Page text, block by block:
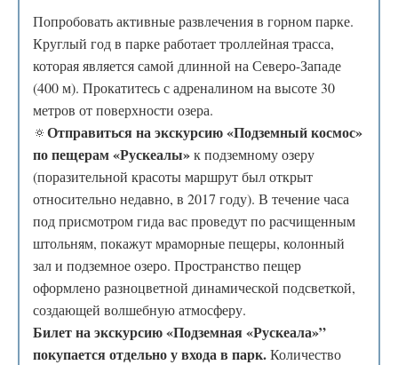
Попробовать активные развлечения в горном парке.
Круглый год в парке работает троллейная трасса,
которая является самой длинной на Северо-Западе
(400 м). Прокатитесь с адреналином на высоте 30
метров от поверхности озера.
🔅Отправиться на экскурсию «Подземный космос»
по пещерам «Рускеалы»к подземному озеру
(поразительной красоты маршрут был открыт
относительно недавно, в 2017 году). В течение часа
под присмотром гида вас проведут по расчищенным
штольням, покажут мраморные пещеры, колонный
зал и подземное озеро. Пространство пещер
оформлено разноцветной динамической подсветкой,
создающей волшебную атмосферу.
Билет на экскурсию «Подземная «Рускеала»”
покупается отдельно у входа в парк.Количество